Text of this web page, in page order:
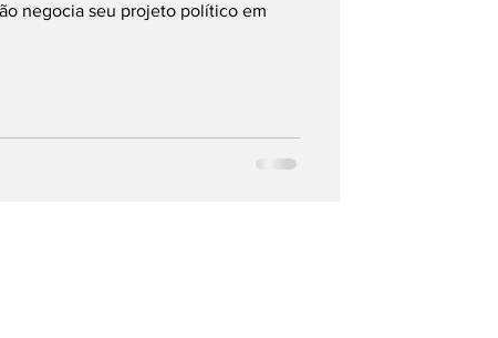
negocia seu projeto político em